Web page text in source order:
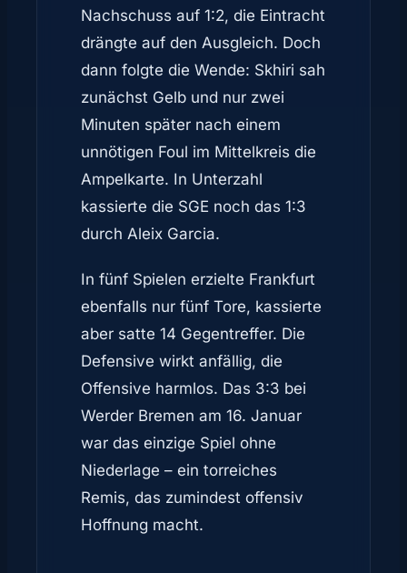
Nachschuss auf 1:2, die Eintracht
drängte auf den Ausgleich. Doch
dann folgte die Wende: Skhiri sah
zunächst Gelb und nur zwei
Minuten später nach einem
unnötigen Foul im Mittelkreis die
Ampelkarte. In Unterzahl
kassierte die SGE noch das 1:3
durch Aleix Garcia.
In fünf Spielen erzielte Frankfurt
ebenfalls nur fünf Tore, kassierte
aber satte 14 Gegentreffer. Die
Defensive wirkt anfällig, die
Offensive harmlos. Das 3:3 bei
Werder Bremen am 16. Januar
war das einzige Spiel ohne
Niederlage – ein torreiches
Remis, das zumindest offensiv
Hoffnung macht.